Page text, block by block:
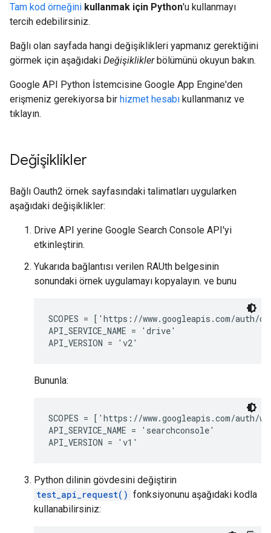
Tam kod örneğini kullanmak için Python'u kullanmayı
tercih edebilirsiniz.
Bağlı olan sayfada hangi değişiklikleri yapmanız gerektiğini
görmek için aşağıdaki Değişikliklerbölümünü okuyun bakın.
Google API Python İstemcisine Google App Engine'den
erişmeniz gerekiyorsa bir hizmet hesabı kullanmanız ve
tıklayın.
Değişiklikler
Bağlı Oauth2 örnek sayfasındaki talimatları uygularken
aşağıdaki değişiklikler:
Drive API yerine Google Search Console API'yi
etkinleştirin.
Yukarıda bağlantısı verilen RAUth belgesinin
sonundaki örnek uygulamayı kopyalayın. ve bunu
SCOPES = ['https://www.googleapis.com/auth/
API_SERVICE_NAME = 'drive'
Bununla:
SCOPES = ['https://www.googleapis.com/auth/
API_SERVICE_NAME = 'searchconsole'
Python dilinin gövdesini değiştirin
test_api_request() fonksiyonunu aşağıdaki kodla
kullanabilirsiniz: